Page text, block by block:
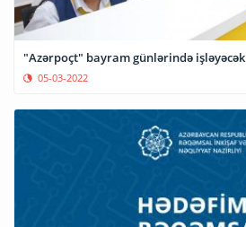
"Azərpoçt" bayram günlərində işləyəcək
05-03-2022